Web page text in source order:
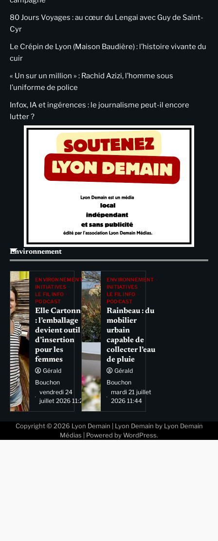
80 Jours Voyages : au cœur du Lengai avec Guy de Saint-
Cyr
Le Crépin de Lyon (Maison Baudière) : l’histoire vivante du
cuir
« Un sur un million » : Rachid Azizi, l’homme sous
l’uniforme de police
Infox, IA et ingérences : le journalisme peut-il encore
lutter ?
Environnement
ENVIRONNEMENT
INITIATIVES
LE FIL INFO
PODCAST
Elle Cartonne
: l’emballage
devient outil
d’insertion
pour les
femmes
Gérald
Bouchon
vendredi 24
juillet 2026 11:29
ENVIRONNEMENT
INITIATIVES
LE FIL INFO
PODCAST
Rainbeau : du
mobilier
urbain
capable de
collecter l’eau
de pluie
Gérald
Bouchon
mardi 21 juillet
2026 11:44
Copyright © 2026 Lyon Demain | Lyon Demain by Lyon Demain
Médias | Powered by WordPress.